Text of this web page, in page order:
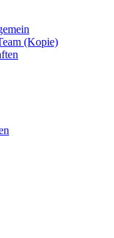
(Kopie)